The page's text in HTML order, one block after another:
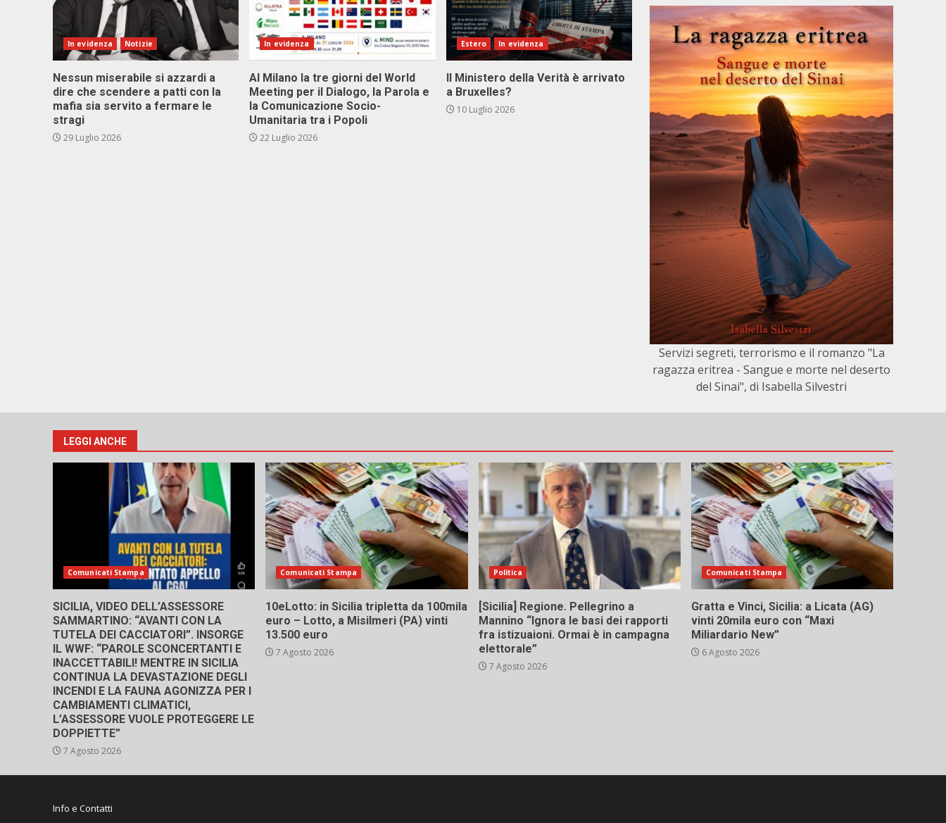
In evidenza Notizie
Nessun miserabile si azzardi a
dire che scendere a patti con la
mafia sia servito a fermare le
stragi
29 Luglio 2026
In evidenza
Al Milano la tre giorni del World
Meeting per il Dialogo, la Parola e
la Comunicazione Socio-
Umanitaria tra i Popoli
22 Luglio 2026
Estero In evidenza
Il Ministero della Verità è arrivato
a Bruxelles?
10 Luglio 2026
Servizi segreti, terrorismo e il romanzo "La
ragazza eritrea - Sangue e morte nel deserto
del Sinai", di Isabella Silvestri
LEGGI ANCHE
Comunicati Stampa
SICILIA, VIDEO DELL’ASSESSORE
SAMMARTINO: “AVANTI CON LA
TUTELA DEI CACCIATORI”. INSORGE
IL WWF: “PAROLE SCONCERTANTI E
INACCETTABILI! MENTRE IN SICILIA
CONTINUA LA DEVASTAZIONE DEGLI
INCENDI E LA FAUNA AGONIZZA PER I
CAMBIAMENTI CLIMATICI,
L’ASSESSORE VUOLE PROTEGGERE LE
DOPPIETTE”
7 Agosto 2026
Comunicati Stampa
10eLotto: in Sicilia tripletta da 100mila
euro – Lotto, a Misilmeri (PA) vinti
13.500 euro
7 Agosto 2026
Politica
[Sicilia] Regione. Pellegrino a
Mannino “Ignora le basi dei rapporti
fra istizuaioni. Ormai è in campagna
elettorale”
7 Agosto 2026
Comunicati Stampa
Gratta e Vinci, Sicilia: a Licata (AG)
vinti 20mila euro con “Maxi
Miliardario New”
6 Agosto 2026
Info e Contatti